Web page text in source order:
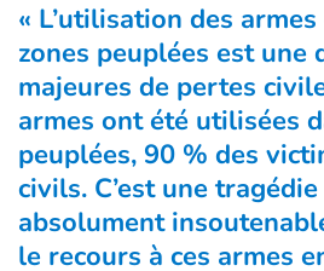
« L’utilisation des
zones peuplées est une
majeures de pertes
armes ont été utilisées
peuplées, 90 % des
civils. C’est une
absolument
le recours à ces armes